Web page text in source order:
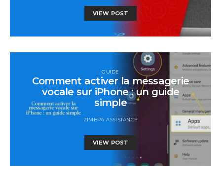
VIEW POST
GUIDE
Comment activer la messagerie
vocale sur iPhone : un guide
simple
ZIMBRA ASSISTANCE
VIEW POST